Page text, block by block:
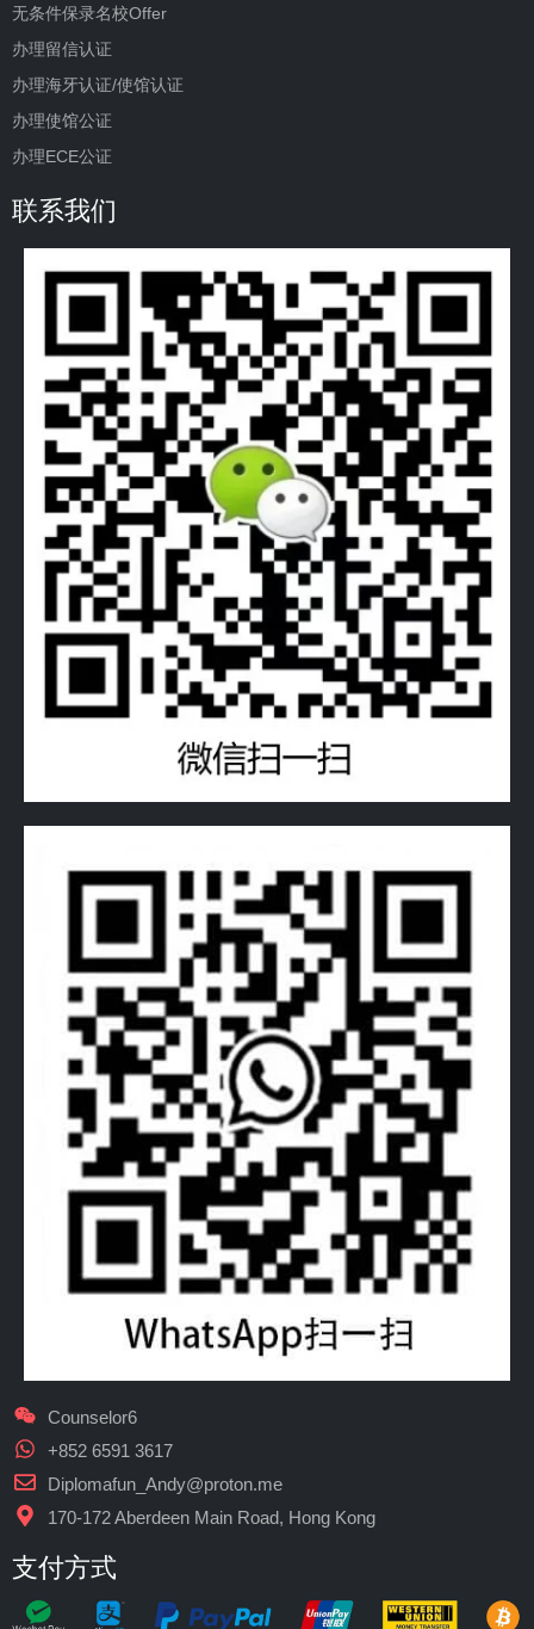
无条件保录名校Offer
办理留信认证
办理海牙认证/使馆认证
办理使馆公证
办理ECE公证
联系我们
Counselor6
+852 6591 3617
Diplomafun_Andy@proton.me
170-172 Aberdeen Main Road, Hong Kong
支付方式